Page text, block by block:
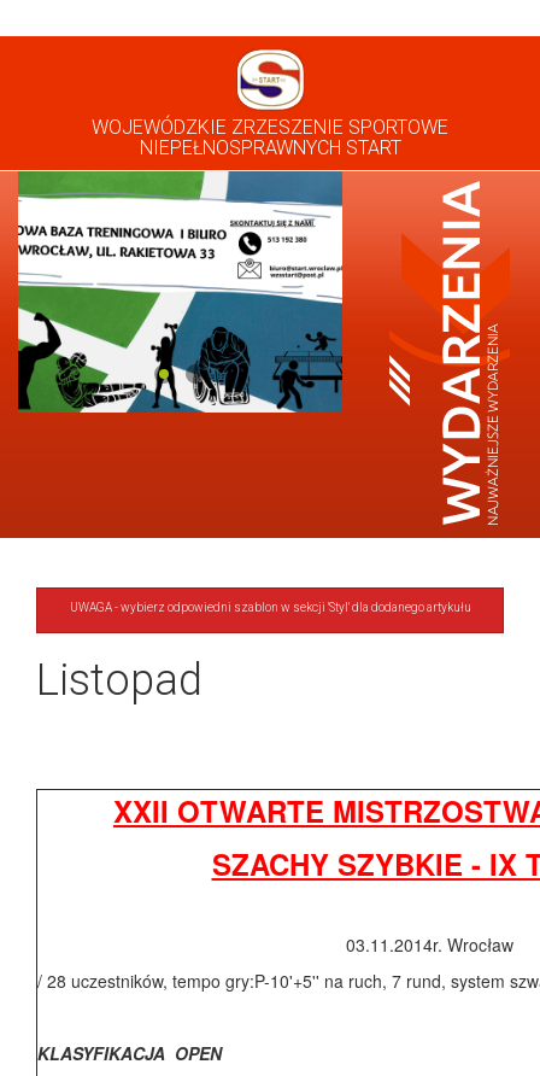
WOJEWÓDZKIE ZRZESZENIE SPORTOWE
NIEPEŁNOSPRAWNYCH START
UWAGA - wybierz odpowiedni szablon w sekcji 'Styl' dla dodanego artykułu
Listopad
XXII OTWARTE
SZACHY SZYBKIE - IX
03.11.2014r. Wrocław
/ 28 uczestników, tempo gry:P-10'+5'' na ruch, 7 rund, system
KLASYFIKACJA OPEN